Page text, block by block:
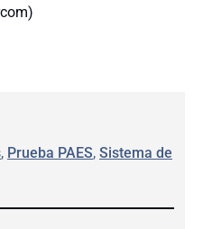
, Prueba PAES, Sistema de